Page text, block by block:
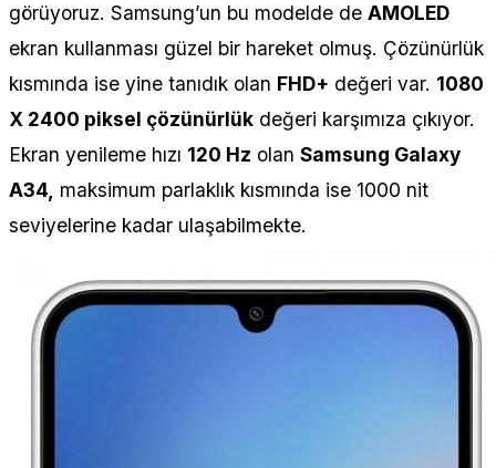
görüyoruz. Samsung’un bu modelde de AMOLED
ekran kullanması güzel bir hareket olmuş. Çözünürlük
kısmında ise yine tanıdık olan FHD+ değeri var. 1080
X 2400 piksel çözünürlük değeri karşımıza çıkıyor.
Ekran yenileme hızı 120 Hz olan Samsung Galaxy
A34, maksimum parlaklık kısmında ise 1000 nit
seviyelerine kadar ulaşabilmekte.